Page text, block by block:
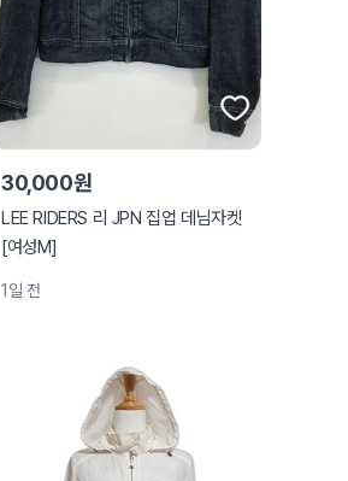
30,000원
LEE RIDERS 리 JPN 집업 데님자켓
[여성M]
1일 전